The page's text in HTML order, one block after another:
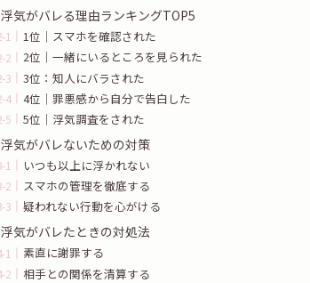
浮気がバレる理由ランキングTOP5
1位｜スマホを確認された
2位｜一緒にいるところを見られた
3位：知人にバラされた
4位｜罪悪感から自分で告白した
5位｜浮気調査をされた
浮気がバレないための対策
いつも以上に浮かれない
スマホの管理を徹底する
疑われない行動を心がける
浮気がバレたときの対処法
素直に謝罪する
相手との関係を清算する